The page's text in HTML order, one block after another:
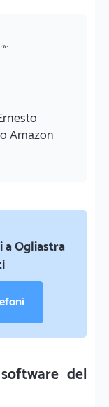
Amazon
Ogliastra
del